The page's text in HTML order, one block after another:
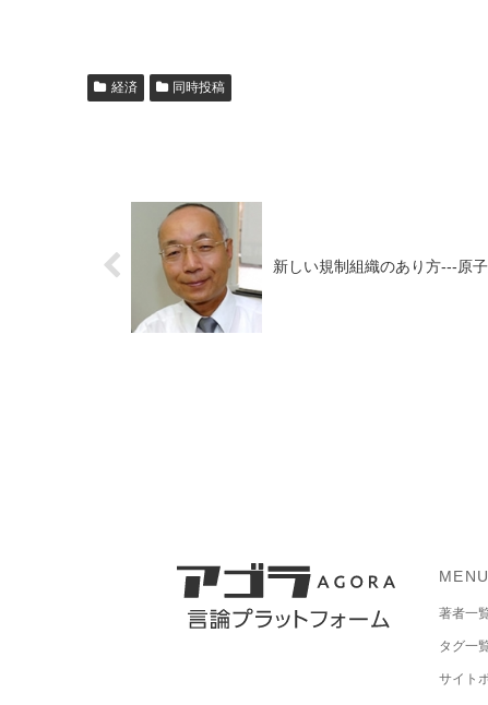
経済 同時投稿
新しい規制組織のあり方---原
MENU
著者一
タグ一
サイト